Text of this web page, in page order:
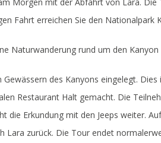
Fahrt erreichen Sie den
Naturwanderung rund um den
des Kanyons eingelegt.
Restaurant Halt gemacht. Die
die Erkundung mit den Jeeps weiter.
Lara zurück. Die Tour endet